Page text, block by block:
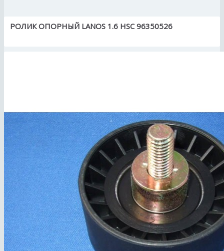
РОЛИК ОПОРНЫЙ LANOS 1.6 HSC 96350526